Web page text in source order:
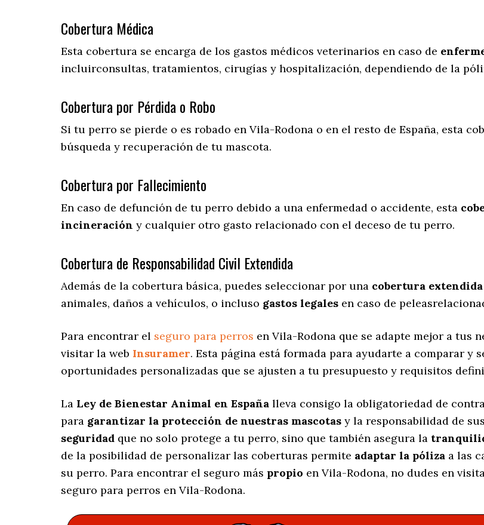
Cobertura Médica
Esta cobertura se encarga de los gastos médicos veterinarios en caso de
incluirconsultas, tratamientos, cirugías y hospitalización, dependiendo de la
Cobertura por Pérdida o Robo
Si tu perro se pierde o es robado en Vila-Rodona o en el resto de España, esta
búsqueda y recuperación de tu mascota.
Cobertura por Fallecimiento
En caso de defunción de tu perro debido a una enfermedad o accidente, esta
incineración y cualquier otro gasto relacionado con el deceso de tu perro.
Cobertura de Responsabilidad Civil Extendida
Además de la cobertura básica, puedes seleccionar por una cobertura extendida
animales, daños a vehículos, o incluso gastos legales en caso de
Para encontrar el seguro para perros en Vila-Rodona que se adapte mejor a tus
visitar la web Insuramer. Esta página está formada para ayudarte a comparar y
oportunidades personalizadas que se ajusten a tu presupuesto y requisitos
La Ley de Bienestar Animal en España lleva consigo la obligatoriedad de
para garantizar la protección de nuestras mascotas y la responsabilidad de
seguridad que no solo protege a tu perro, sino que también asegura la
de la posibilidad de personalizar las coberturas permite adaptar la póliza a las
su perro. Para encontrar el seguro más propio en Vila-Rodona, no dudes en
seguro para perros en Vila-Rodona.